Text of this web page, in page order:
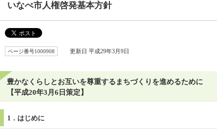
いなべ市人権啓発基本方針
ページ番号1000908 更新日 平成29年3月9日
豊かなくらしとお互いを尊重するまちづくりを進めるために
【平成20年3月6日策定】
1．はじめに